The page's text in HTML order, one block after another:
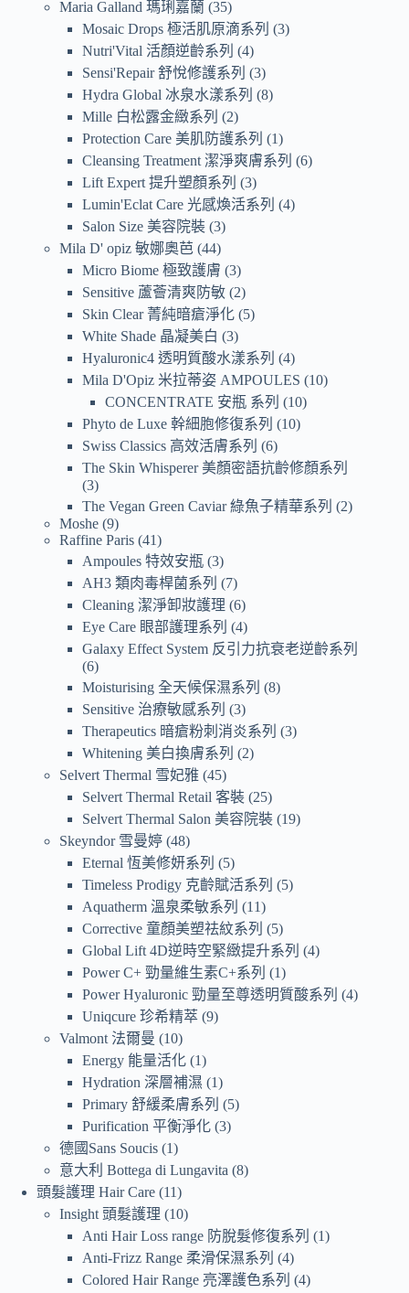
Maria Galland 瑪琍嘉蘭 35
Mosaic Drops 極活肌原滴系列
3
Nutri'Vital 活顏逆齡系列
4
Sensi'Repair 舒悅修護系列
3
Hydra Global 冰泉水漾系列
8
Mille 白松露金緻系列
2
Protection Care 美肌防護系列
1
Cleansing Treatment 潔淨爽膚系列
6
Lift Expert 提升塑顏系列
3
Lumin'Eclat Care 光感煥活系列
4
Salon Size 美容院裝 3
Mila D' opiz 敏娜奧芭 44
Micro Biome 極致護膚 3
Sensitive 蘆薈清爽防敏 2
Skin Clear 菁純暗瘡淨化 5
White Shade 晶凝美白
3
Hyaluronic4 透明質酸水漾系列
4
Mila D'Opiz 米拉蒂姿 AMPOULES
10
CONCENTRATE 安瓶 系列
10
Phyto de Luxe 幹細胞修復系列
10
Swiss Classics 高效活膚系列
6
The Skin Whisperer 美顏密語抗齡修顏系列
3
The Vegan Green Caviar 綠魚子精華系列
2
Moshe 9
Raffine Paris 41
Ampoules 特效安瓶 3
AH3 類肉毒桿菌系列
7
Cleaning 潔淨卸妝護理 6
Eye Care 眼部護理系列
4
Galaxy Effect System 反引力抗衰老逆齡系列
6
Moisturising 全天候保濕系列
8
Sensitive 治療敏感系列
3
Therapeutics 暗瘡粉刺消炎系列
3
Whitening 美白換膚系列
2
Selvert Thermal 雪妃雅 45
Selvert Thermal Retail 客裝 25
Selvert Thermal Salon 美容院裝 19
Skeyndor 雪曼婷 48
Eternal 恆美修妍系列
5
Timeless Prodigy 克齡賦活系列
5
Aquatherm 溫泉柔敏系列
11
Corrective 童顏美塑祛紋系列
5
Global Lift 4D逆時空緊緻提升系列
4
Power C+ 勁量維生素C+系列
1
Power Hyaluronic 勁量至尊透明質酸系列
4
Uniqcure 珍希精萃 9
Valmont 法爾曼
10
Energy 能量活化 1
Hydration 深層補濕
1
Primary 舒緩柔膚系列
5
Purification 平衡淨化 3
德國Sans Soucis 1
意大利 Bottega di Lungavita 8
頭髮護理 Hair Care 11
Insight 頭髮護理
10
Anti Hair Loss range 防脫髮修復系列
1
Anti-Frizz Range 柔滑保濕系列
4
Colored Hair Range 亮澤護色系列
4